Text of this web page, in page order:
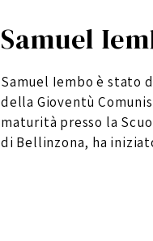
Samuel
Samuel Iembo è stato
della Gioventù
maturità presso la
di Bellinzona, ha